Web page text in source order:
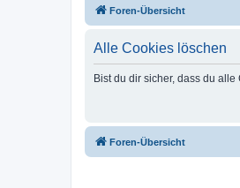
Foren-Übersicht
Alle Cookies löschen
Bist du dir sicher, dass du
Foren-Übersicht